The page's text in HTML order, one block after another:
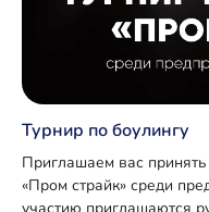
Турнир по боулингу
Приглашаем вас принять
«Пром страйк» среди